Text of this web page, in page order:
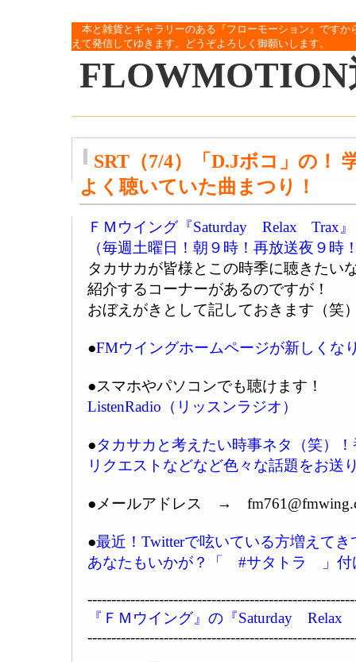
本と雑貨とギャラリーのある『フローモーション』です
えて発信してゆきます。どうぞよろしく御願いします。
FLOWMOTION
SRT（7/4）「D.Jボコ」の！
よく聴いていた曲まつり！
ＦＭウイング『Saturday Relax Trax
（毎週土曜日！朝９時！再放送夜９時
タカサカが皆様とこの時季に聴きたい
紹介するコーナーがあるのですが！
おぼえがきとして記しておきます（笑
●FMウイングホームページが新しくな
●スマホやパソコンでも聴けます！
ListenRadio（リッスンラジオ）
●タカサカと考えたい時事ネタ（笑）
リクエストなどなど色々な話題をお送
●メールアドレス →
●最近！Twitterで呟いている方増えてき
あなたもいかが？「 #サタトラ 」付
『ＦＭウイング』の『Saturday Relax